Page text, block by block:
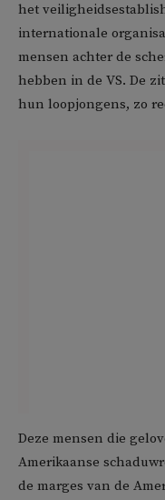
het
internationale
mensen achter de
hebben in de VS. De
hun loopjongens, zo
Deze mensen die
Amerikaanse
de marges van de